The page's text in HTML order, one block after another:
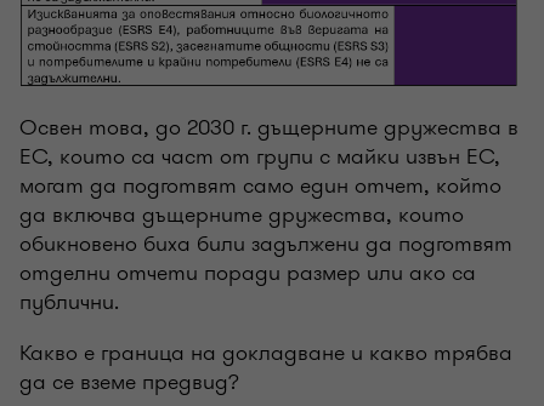
Освен това, до 2030 г. дъщерните дружества в
ЕС, които са част от групи с майки извън ЕС,
могат да подготвят само един отчет, който
да включва дъщерните дружества, които
обикновено биха били задължени да подготвят
отделни отчети поради размер или ако са
публични.
Какво е граница на докладване и какво трябва
да се вземе предвид?